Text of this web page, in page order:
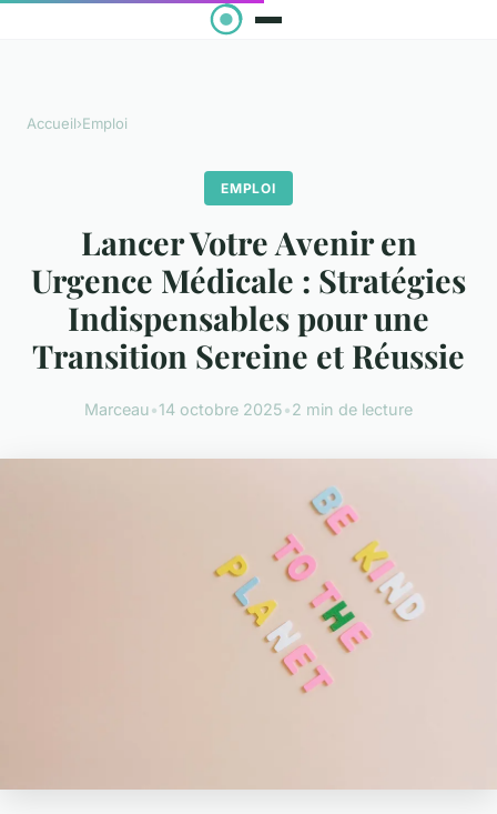
Accueil›Emploi
EMPLOI
Lancer Votre Avenir en
Urgence Médicale : Stratégies
Indispensables pour une
Transition Sereine et Réussie
Marceau•14 octobre 2025•2 min de lecture